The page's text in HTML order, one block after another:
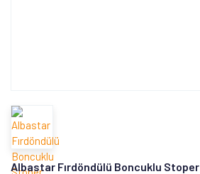
Albastar Fırdöndülü Boncuklu Stoper